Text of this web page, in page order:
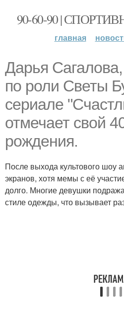
90-60-90 |
главная
Дарья
по роли Светы
сериале
отмечает свой
рождения.
После выхода культового шоу
экранов, хотя мемы с её
долго. Многие девушки
стиле одежды, что вызывает